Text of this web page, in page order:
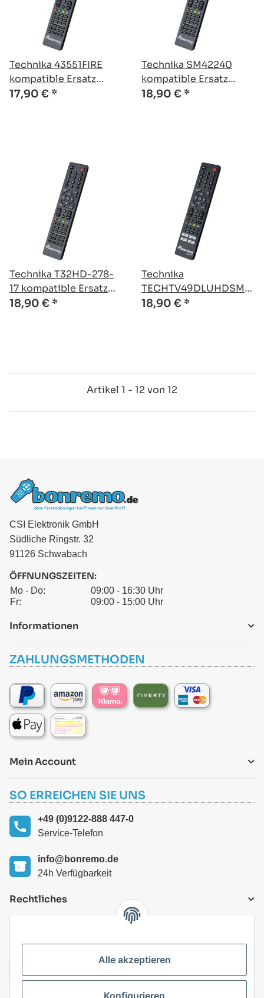
Technika 43551FIRE
kompatible Ersatz
Fernbedienung
17,90 € *
Technika SM42240
kompatible Ersatz
Fernbedienung
18,90 € *
Technika T32HD-278-
17 kompatible Ersatz
Fernbedienung
18,90 € *
Technika
TECHTV49DLUHDSM
kompatible Ersatz
18,90 € *
Artikel 1 - 12 von 12
CSI Elektronik GmbH
Südliche Ringstr. 32
91126 Schwabach
ÖFFNUNGSZEITEN:
Mo - Do:
09:00 - 16:30 Uhr
Fr:
09:00 - 15:00 Uhr
Informationen
ZAHLUNGSMETHODEN
Mein Account
SO ERREICHEN SIE UNS
+49 (0)9122-888 447-0
Service-Telefon
info@bonremo.de
24h Verfügbarkeit
Rechtliches
Alle akzeptieren